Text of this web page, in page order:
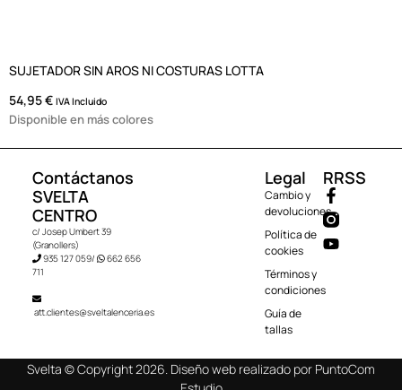
SUJETADOR SIN AROS NI COSTURAS LOTTA
54,95€ IVA Incluido
Disponible en más colores
Contáctanos
SVELTA
CENTRO
c/ Josep Umbert 39
(Granollers)
935 127 059/
662 656
711
att.clientes@sveltalenceria.es
Legal
Cambio y
devoluciones
Política de
cookies
Términos y
condiciones
Guía de
tallas
RRSS
Svelta © Copyright 2026. Diseño web realizado por PuntoCom
¿Necesitas ayuda? ¿No ves tu talla en
algún producto o tienes otra